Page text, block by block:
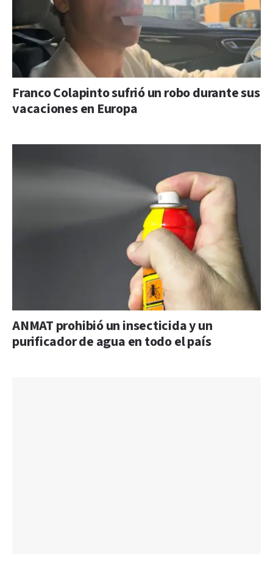
Franco Colapinto sufrió un robo durante sus
vacaciones en Europa
ANMAT prohibió un insecticida y un
purificador de agua en todo el país